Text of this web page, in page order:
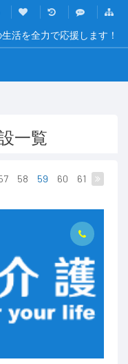
活を全力で応援します！
一覧
58 59 60 61